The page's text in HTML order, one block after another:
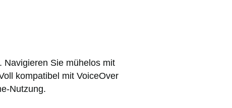
Navigieren Sie mühelos mit
kompatibel mit VoiceOver
Nutzung.